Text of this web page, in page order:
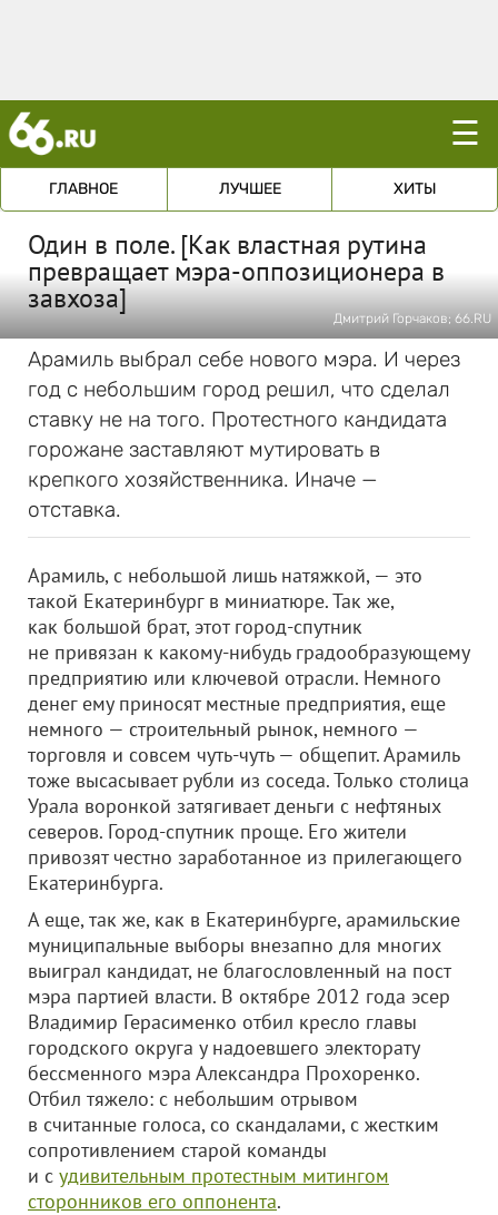
☰
ГЛАВНОЕ ЛУЧШЕЕ ХИТЫ
Один в поле. [Как властная рутина
превращает мэра-оппозиционера в
завхоза]
Дмитрий Горчаков; 66.RU
Арамиль выбрал себе нового мэра. И через
год с небольшим город решил, что сделал
ставку не на того. Протестного кандидата
горожане заставляют мутировать в
крепкого хозяйственника. Иначе —
отставка.
Арамиль, с небольшой лишь натяжкой, — это
такой Екатеринбург в миниатюре. Так же,
как большой брат, этот город-спутник
не привязан к какому-нибудь градообразующему
предприятию или ключевой отрасли. Немного
денег ему приносят местные предприятия, еще
немного — строительный рынок, немного —
торговля и совсем чуть-чуть — общепит. Арамиль
тоже высасывает рубли из соседа. Только столица
Урала воронкой затягивает деньги с нефтяных
северов. Город-спутник проще. Его жители
привозят честно заработанное из прилегающего
Екатеринбурга.
А еще, так же, как в Екатеринбурге, арамильские
муниципальные выборы внезапно для многих
выиграл кандидат, не благословленный на пост
мэра партией власти. В октябре 2012 года эсер
Владимир Герасименко отбил кресло главы
городского округа у надоевшего электорату
бессменного мэра Александра Прохоренко.
Отбил тяжело: с небольшим отрывом
в считанные голоса, со скандалами, с жестким
сопротивлением старой команды
и с удивительным протестным митингом
сторонников его оппонента.